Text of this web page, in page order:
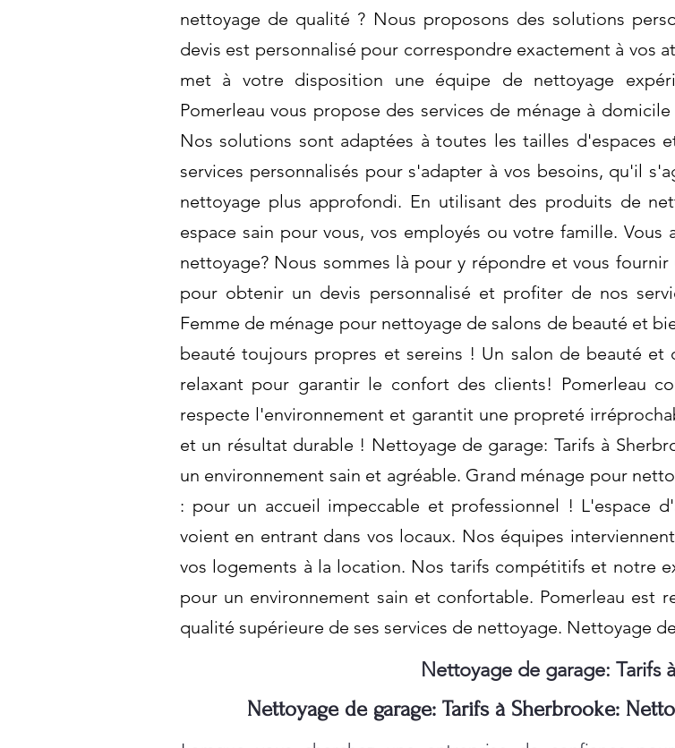
nettoyage de qualité ? Nous proposons des solutions
devis est personnalisé pour correspondre exactement à vos
met à votre disposition une équipe de nettoyage
Pomerleau vous propose des services de ménage à
Nos solutions sont adaptées à toutes les tailles d'espaces
services personnalisés pour s'adapter à vos besoins, qu'il
nettoyage plus approfondi. En utilisant des produits de
espace sain pour vous, vos employés ou votre famille.
nettoyage? Nous sommes là pour y répondre et vous
pour obtenir un devis personnalisé et profiter de nos
Femme de ménage pour nettoyage de salons de beauté et
beauté toujours propres et sereins ! Un salon de beauté
relaxant pour garantir le confort des clients! Pomerleau
respecte l'environnement et garantit une propreté
et un résultat durable ! Nettoyage de garage: Tarifs à
un environnement sain et agréable. Grand ménage pour
: pour un accueil impeccable et professionnel ! L'espace
voient en entrant dans vos locaux. Nos équipes
vos logements à la location. Nos tarifs compétitifs et notre
pour un environnement sain et confortable. Pomerleau est
qualité supérieure de ses services de nettoyage. Nettoyage
Nettoyage de garage: Tarifs
Nettoyage de garage: Tarifs à Sherbrooke: